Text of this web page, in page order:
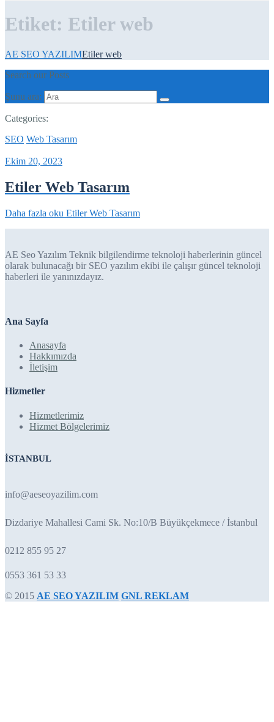
Etiket: Etiler web
AE SEO YAZILIMEtiler web
Search our Posts
Şunu ara:
Categories:
SEO Web Tasarım
Ekim 20, 2023
Etiler Web Tasarım
Daha fazla oku Etiler Web Tasarım
AE Seo Yazılım Teknik bilgilendirme teknoloji haberlerinin güncel
olarak bulunacağı bir SEO yazılım ekibi ile çalışır güncel teknoloji
haberleri ile yanınızdayız.
Ana Sayfa
Anasayfa
Hakkımızda
İletişim
Hizmetler
Hizmetlerimiz
Hizmet Bölgelerimiz
İSTANBUL
info@aeseoyazilim.com
Dizdariye Mahallesi Cami Sk. No:10/B Büyükçekmece / İstanbul
0212 855 95 27
0553 361 53 33
© 2015 AE SEO YAZILIM GNL REKLAM